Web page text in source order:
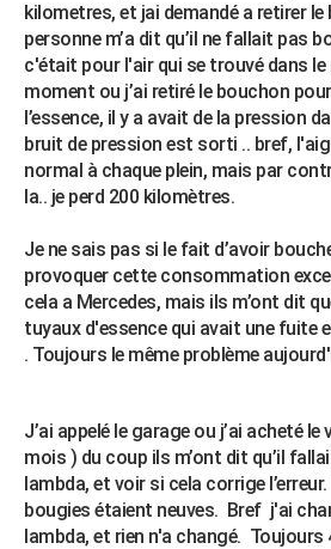
Service militaire
Avis de recherche
AVIS DE DÉCÈS
FORUM
Bricolage
Lifestyle
Culture
Sport
Auto
Television
Voyage
Cinema
kilometres, et jai demandé a retirer le
personne m’a dit qu’il ne fallait pas
c'était pour l'air qui se trouvé dans le
moment ou j’ai retiré le bouchon
l’essence, il y a avait de la pression
bruit de pression est sorti .. bref,
normal à chaque plein, mais par
la.. je perd 200 kilomètres.
Je ne sais pas si le fait d’avoir
provoquer cette consommation
cela a Mercedes, mais ils m’ont dit
tuyaux d'essence qui avait une fuite
. Toujours le même problème
J’ai appelé le garage ou j’ai acheté
mois ) du coup ils m’ont dit qu’il
lambda, et voir si cela corrige
bougies étaient neuves. Bref j'ai
lambda, et rien n'a changé.